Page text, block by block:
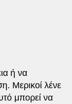
ή να
Μερικοί λένε
μπορεί να